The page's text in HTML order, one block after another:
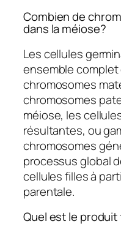
Combien de
dans la méiose?
Les cellules
ensemble complet
chromosomes
chromosomes
méiose, les
résultantes, ou
chromosomes
processus global
cellules filles à
parentale.
Quel est le produit